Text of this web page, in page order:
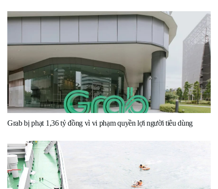
Grab bị phạt 1,36 tỷ đồng vì vi phạm quyền lợi người tiêu dùng